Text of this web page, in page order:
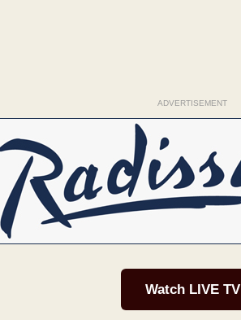
ADVERTISEMENT
Watch LIVE TV